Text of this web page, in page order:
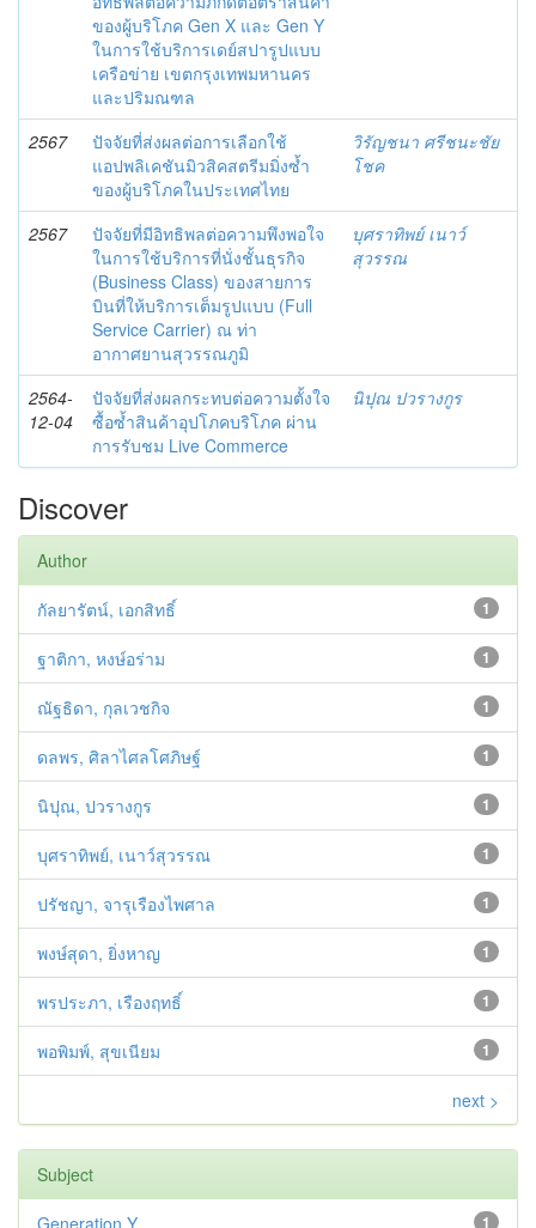
ของผู้บริโภค Gen X และ Gen Y
ในการใช้บริการเดย์สปารูปแบบ
เครือข่าย เขตกรุงเทพมหานคร
และปริมณฑล
2567
ปัจจัยที่ส่งผลต่อการเลือกใช้
แอปพลิเคชันมิวสิคสตรีมมิ่งซ้ำ
ของผู้บริโภคในประเทศไทย
วิรัญชนา ศรีชนะชัย
โชค
2567
ปัจจัยที่มีอิทธิพลต่อความพึงพอใจ
ในการใช้บริการที่นั่งชั้นธุรกิจ
(Business Class) ของสายการ
บินที่ให้บริการเต็มรูปแบบ (Full
Service Carrier) ณ ท่า
อากาศยานสุวรรณภูมิ
บุศราทิพย์ เนาว์
สุวรรณ
2564-
12-04
ปัจจัยที่ส่งผลกระทบต่อความตั้งใจ
ซื้อซ้ำสินค้าอุปโภคบริโภค ผ่าน
การรับชม Live Commerce
นิปุณ ปวรางกูร
Discover
Author
1
กัลยารัตน์, เอกสิทธิ์
1
ฐาติกา, หงษ์อร่าม
1
ณัฐธิดา, กุลเวชกิจ
1
ดลพร, ศิลาไศลโศภิษฐ์
1
นิปุณ, ปวรางกูร
1
บุศราทิพย์, เนาว์สุวรรณ
1
ปรัชญา, จารุเรืองไพศาล
1
พงษ์สุดา, ยิ่งหาญ
1
พรประภา, เรืองฤทธิ์
1
พอพิมพ์, สุขเนียม
next >
Subject
1
Generation Y